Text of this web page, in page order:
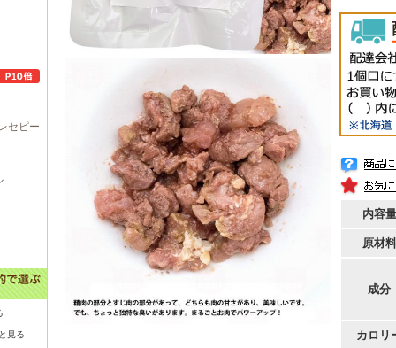
セピー
見る
内容量
原材料
成分
カロリ